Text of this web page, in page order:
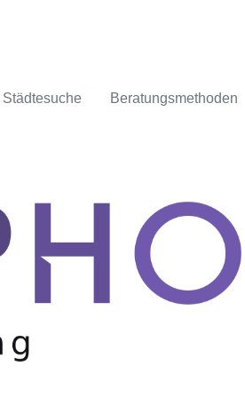
Städtesuche Beratungsmethoden